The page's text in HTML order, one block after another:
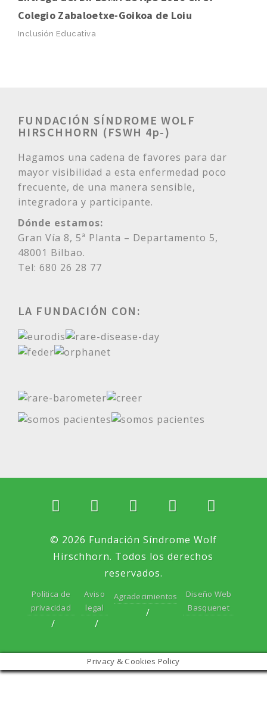
Colegio Zabaloetxe-Goikoa de Loiu
Inclusión Educativa
FUNDACIÓN SÍNDROME WOLF
HIRSCHHORN (FSWH 4p-)
Hagamos una cadena de favores para dar
mayor visibilidad a esta enfermedad poco
frecuente, de una manera sensible,
integradora y participante.
Dónde estamos:
Gran Vía 8, 5ª Planta – Departamento 5,
48001 Bilbao.
Tel: 680 26 28 77
LA FUNDACIÓN CON:
© 2026 Fundación Síndrome Wolf
Hirschhorn. Todos los derechos
reservados.
Política de
privacidad
Aviso
legal
Agradecimientos
Diseño Web
Basquenet
Privacy & Cookies Policy